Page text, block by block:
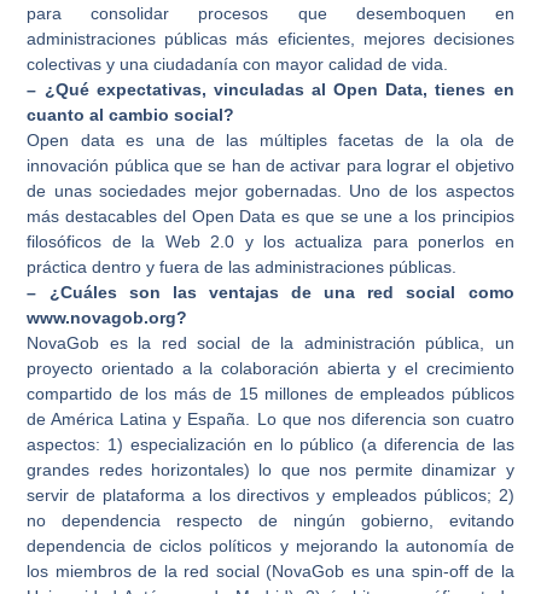
para consolidar procesos que desemboquen en
administraciones públicas más eficientes, mejores decisiones
colectivas y una ciudadanía con mayor calidad de vida.
– ¿Qué expectativas, vinculadas al Open Data, tienes en
cuanto al cambio social?
Open data es una de las múltiples facetas de la ola de
innovación pública que se han de activar para lograr el objetivo
de unas sociedades mejor gobernadas. Uno de los aspectos
más destacables del Open Data es que se une a los principios
filosóficos de la Web 2.0 y los actualiza para ponerlos en
práctica dentro y fuera de las administraciones públicas.
– ¿Cuáles son las ventajas de una red social como
www.novagob.org?
NovaGob es la red social de la administración pública, un
proyecto orientado a la colaboración abierta y el crecimiento
compartido de los más de 15 millones de empleados públicos
de América Latina y España. Lo que nos diferencia son cuatro
aspectos: 1) especialización en lo público (a diferencia de las
grandes redes horizontales) lo que nos permite dinamizar y
servir de plataforma a los directivos y empleados públicos; 2)
no dependencia respecto de ningún gobierno, evitando
dependencia de ciclos políticos y mejorando la autonomía de
los miembros de la red social (NovaGob es una spin-off de la